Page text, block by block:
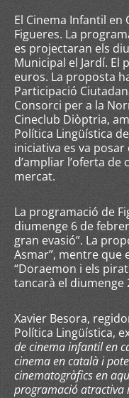
El Cinema Infantil en
Figueres. La
es projectaran els
Municipal el Jardí. El
euros. La proposta
Participació
Consorci per a la
Cineclub Diòptria,
Política Lingüística
iniciativa es va posar
d’ampliar l’oferta
mercat.
La programació de
diumenge 6 de febrer
gran evasió”. La
Asmar”, mentre que
“Doraemon i els
tancarà el diumenge
Xavier Besora,
Política Lingüística,
de cinema infantil en
cinema en català i
cinematogràfics en
programació atractiva